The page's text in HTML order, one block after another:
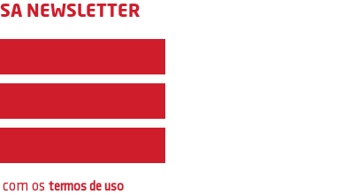
NEWSLETTER
com ostermos de uso